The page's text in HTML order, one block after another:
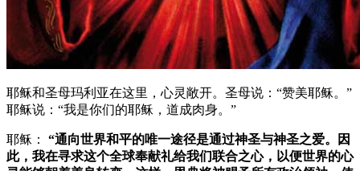
耶稣和圣母玛利亚在这里，心灵敞开。圣母说：“赞美耶稣。”
耶稣说：“我是你们的耶稣，道成肉身。”
耶稣：
“通向世界和平的唯一途径是通过神圣与神圣之爱。因
此，我在寻求这个全球奉献礼给我们联合之心，以便世界的心